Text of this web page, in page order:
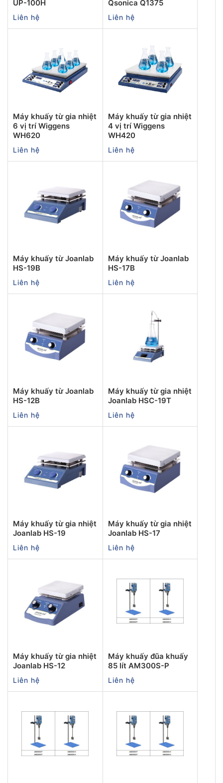
UP-100H
Liên hệ
Qsonica Q1375
Liên hệ
Máy khuấy từ gia nhiệt
6 vị trí Wiggens
WH620
Liên hệ
Máy khuấy từ gia nhiệt
4 vị trí Wiggens
WH420
Liên hệ
Máy khuấy từ Joanlab
HS-19B
Liên hệ
Máy khuấy từ Joanlab
HS-17B
Liên hệ
Máy khuấy từ Joanlab
HS-12B
Liên hệ
Máy khuấy từ gia nhiệt
Joanlab HSC-19T
Liên hệ
Máy khuấy từ gia nhiệt
Joanlab HS-19
Liên hệ
Máy khuấy từ gia nhiệt
Joanlab HS-17
Liên hệ
Máy khuấy từ gia nhiệt
Joanlab HS-12
Liên hệ
Máy khuấy đũa khuấy
85 lít AM300S-P
Liên hệ